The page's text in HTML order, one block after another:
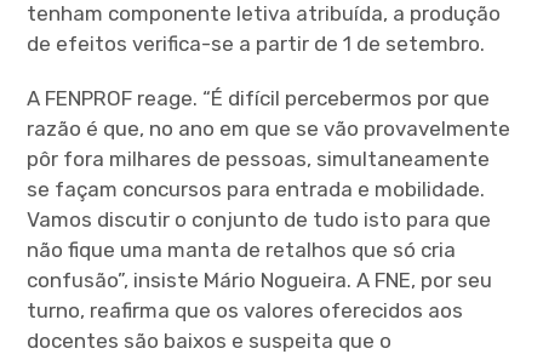
tenham componente letiva atribuída, a produção
de efeitos verifica-se a partir de 1 de setembro.
A FENPROF reage. “É difícil percebermos por que
razão é que, no ano em que se vão provavelmente
pôr fora milhares de pessoas, simultaneamente
se façam concursos para entrada e mobilidade.
Vamos discutir o conjunto de tudo isto para que
não fique uma manta de retalhos que só cria
confusão”, insiste Mário Nogueira. A FNE, por seu
turno, reafirma que os valores oferecidos aos
docentes são baixos e suspeita que o